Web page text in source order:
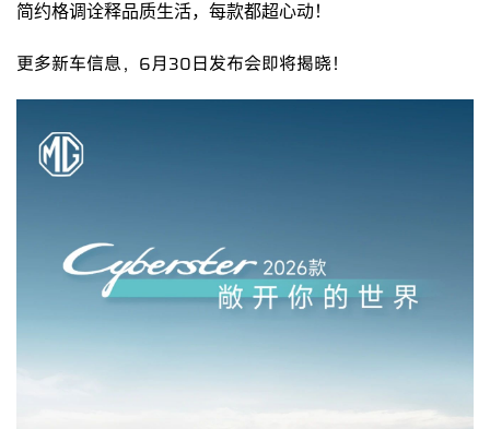
简约格调诠释品质生活，每款都超心动！
更多新车信息，6月30日发布会即将揭晓！